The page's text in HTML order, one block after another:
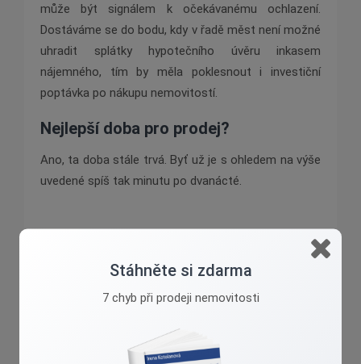
může být signálem k očekávanému ochlazení.
Dostáváme se do bodu, kdy v řadě měst není možné
uhradit splátky hypotečního úvěru inkasem
nájemného, tím by měla poklesnout i investiční
poptávka po nákupu nemovitostí.
Nejlepší doba pro prodej?
Ano, ta doba stále trvá. Byť už je s ohledem na výše
uvedené spíš tak minutu po dvanácté.
Přibližuji reality k lidem....
Stáhněte si zdarma
7 chyb při prodeji nemovitosti